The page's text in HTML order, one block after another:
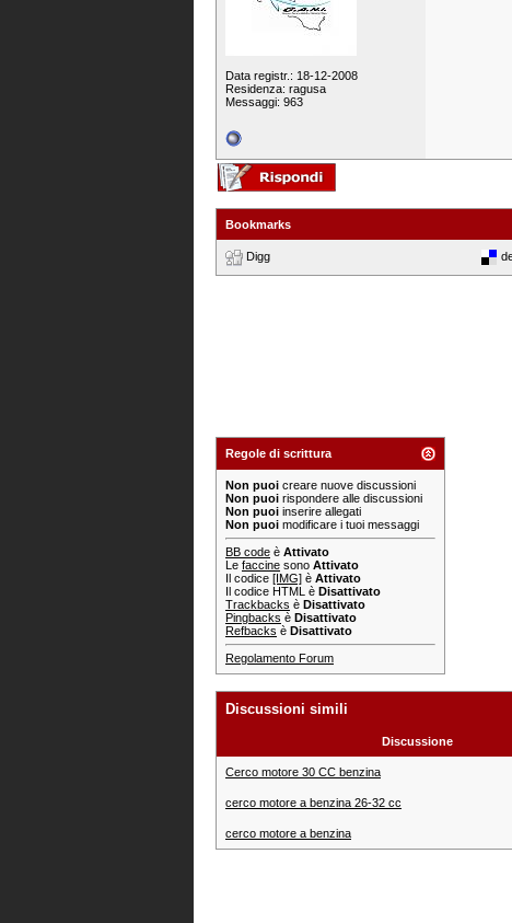
Data registr.: 18-12-2008
Residenza: ragusa
Messaggi: 963
Bookmarks
Digg
Regole di scrittura
Non puoi creare nuove discussioni
Non puoi rispondere alle discussioni
Non puoi inserire allegati
Non puoi modificare i tuoi messaggi
BB code è Attivato
Le faccine sono Attivato
Il codice [IMG] è Attivato
Il codice HTML è Disattivato
Trackbacks è Disattivato
Pingbacks è Disattivato
Refbacks è Disattivato
Regolamento Forum
Discussioni simili
Discussione
Cerco motore 30 CC benzina
cerco motore a benzina 26-32 cc
cerco motore a benzina